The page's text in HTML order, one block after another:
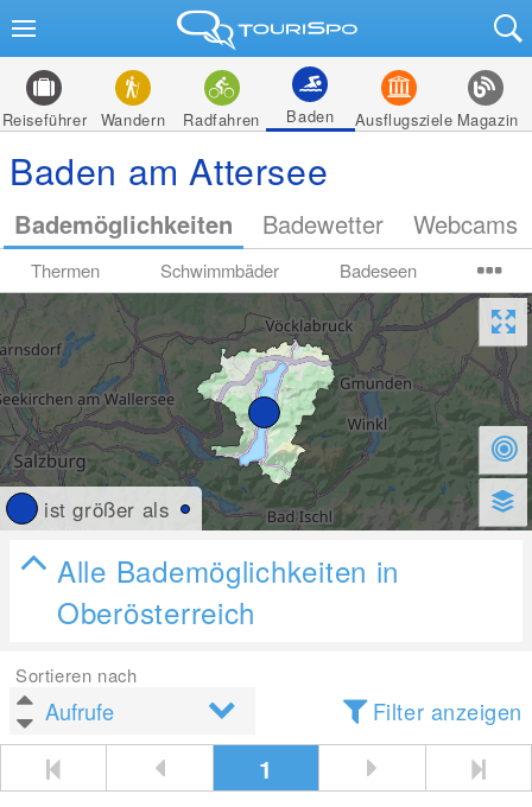
Reiseführer Wandern Radfahren Baden Ausflugsziele Magazin
Baden am Attersee
Bademöglichkeiten Badewetter Webcams
Thermen Schwimmbäder Badeseen
ist größer als
Alle Bademöglichkeiten in
Oberösterreich
Sortieren nach
Filter anzeigen
1